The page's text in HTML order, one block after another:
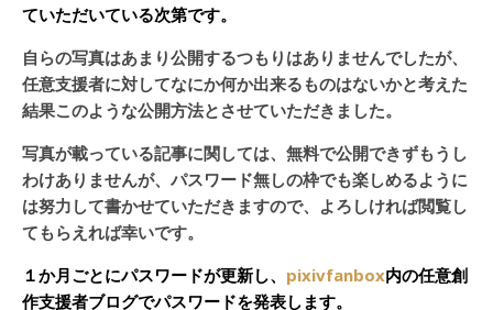
ていただいている次第です。
自らの写真はあまり公開するつもりはありませんでしたが、
任意支援者に対してなにか何か出来るものはないかと考えた
結果このような公開方法とさせていただきました。
写真が載っている記事に関しては、無料で公開できずもうし
わけありませんが、パスワード無しの枠でも楽しめるように
は努力して書かせていただきますので、よろしければ閲覧し
てもらえれば幸いです。
１か月ごとにパスワードが更新し、 pixivfanbox内の任意創
作支援者ブログでパスワードを発表します。